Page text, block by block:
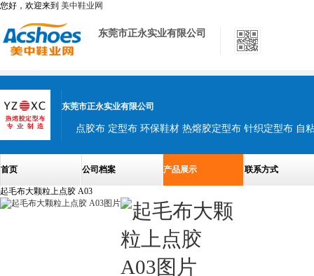
您好，欢迎来到 美中鞋业网
东莞市正永实业有限公司
东莞市正永实业有限公司
点胶布 定型布 环保鞋材 热熔胶定型布 针织定型布 自
首页 公司档案 产品展示 联系方式
起毛布大颗粒上点胶 A03